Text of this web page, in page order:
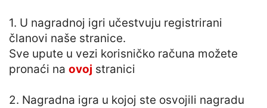
1. U nagradnoj igri učestvuju registrirani
članovi naše stranice.
Sve upute u vezi korisničko računa možete
pronaći na ovoj stranici
2. Nagradna igra u kojoj ste osvojili nagradu